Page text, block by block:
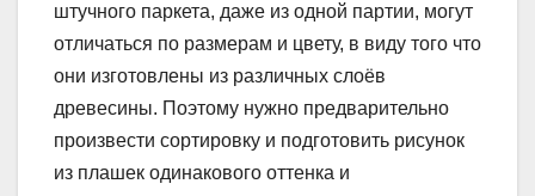
штучного паркета, даже из одной партии, могут
отличаться по размерам и цвету, в виду того что
они изготовлены из различных слоёв
древесины. Поэтому нужно предварительно
произвести сортировку и подготовить рисунок
из плашек одинакового оттенка и